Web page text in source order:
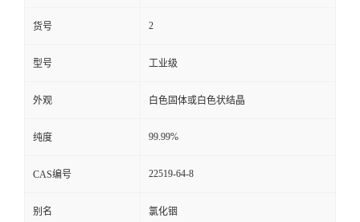
货号 2
型号 工业级
外观 白色固体或白色状结晶
纯度 99.99%
CAS编号 22519-64-8
别名 氯化铟